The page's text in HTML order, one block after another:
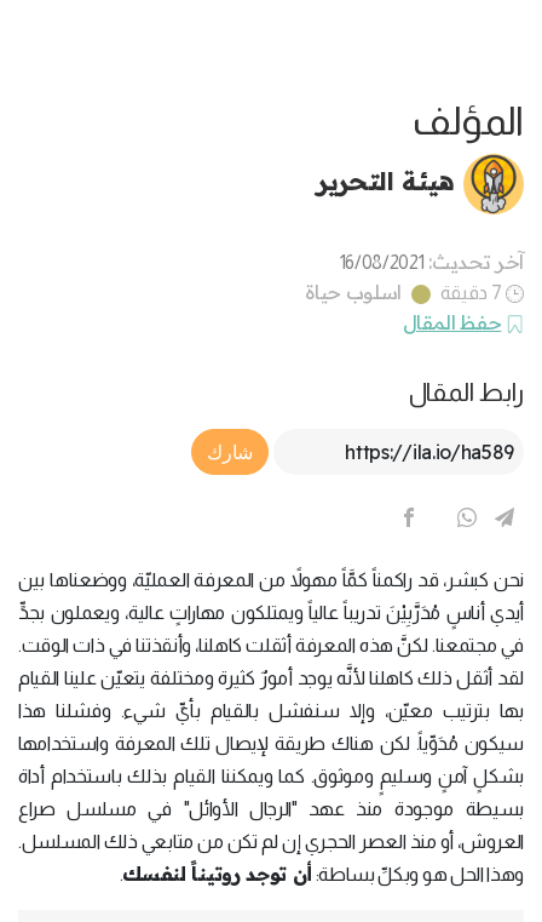
المؤلف
هيئة التحرير
آخر تحديث: 16/08/2021
7 دقيقة
اسلوب حياة
حفظ المقال
رابط المقال
Article Link
شارك
نحن كبشر، قد راكمناً كمَّاً مهولاً من المعرفة العمليّة، ووضعناها بين
أيدي أناسٍ مُدَرَّبِيْنَ تدريباً عالياً ويمتلكون مهاراتٍ عالية، ويعملون بجدٍّ
في مجتمعنا. لكنَّ هذه المعرفة أثقلت كاهلنا، وأنقذتنا في ذات الوقت.
لقد أثقل ذلك كاهلنا لأنَّه يوجد أمورٌ كثيرة ومختلفة يتعيّن علينا القيام
بها بترتيب معيّن، وإلا سنفشل بالقيام بأيِّ شيء. وفشلنا هذا
سيكون مُدَوِّياً. لكن هناك طريقة لإيصال تلك المعرفة واستخدامها
بشكلٍ آمنٍ وسليمٍ وموثوق. كما ويمكننا القيام بذلك باستخدام أداة
بسيطة موجودة منذ عهد "الرجال الأوائل" في مسلسل صراع
العروش، أو منذ العصر الحجري إن لم تكن من متابعي ذلك المسلسل.
وهذا الحل هو وبكلِّ بساطة: أن توجد روتيناً لنفسك.